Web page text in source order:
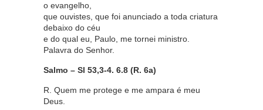
o evangelho,
que ouvistes, que foi anunciado a toda criatura
debaixo do céu
e do qual eu, Paulo, me tornei ministro.
Palavra do Senhor.
Salmo – Sl 53,3-4. 6.8 (R. 6a)
R. Quem me protege e me ampara é meu
Deus.